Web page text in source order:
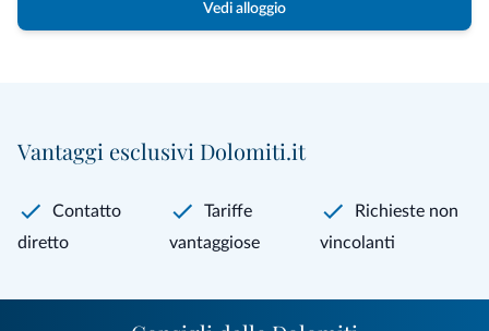
Vedi alloggio
Vantaggi esclusivi Dolomiti.it
Contatto
diretto
Tariffe
vantaggiose
Richieste non
vincolanti